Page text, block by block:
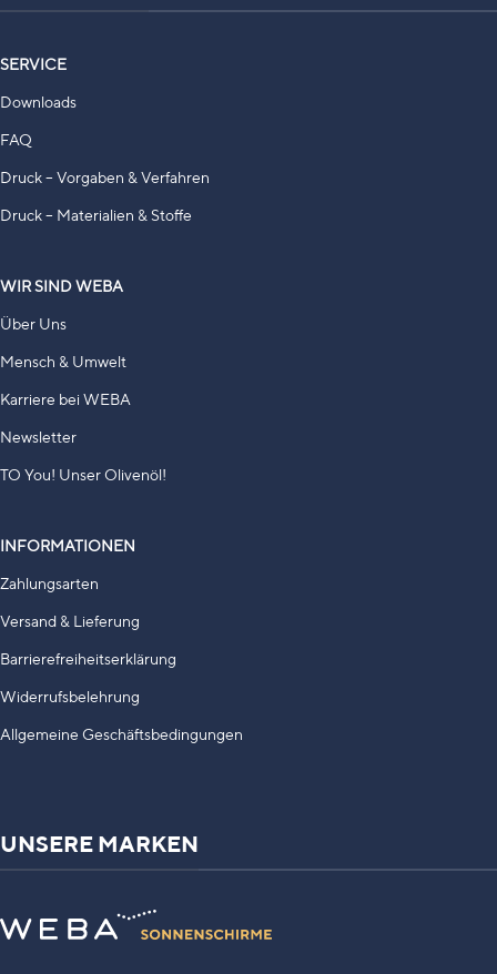
SERVICE
Downloads
FAQ
Druck – Vorgaben & Verfahren
Druck – Materialien & Stoffe
WIR SIND WEBA
Über Uns
Mensch & Umwelt
Karriere bei WEBA
Newsletter
TO You! Unser Olivenöl!
INFORMATIONEN
Zahlungsarten
Versand & Lieferung
Barrierefreiheitserklärung
Widerrufsbelehrung
Allgemeine Geschäftsbedingungen
UNSERE MARKEN